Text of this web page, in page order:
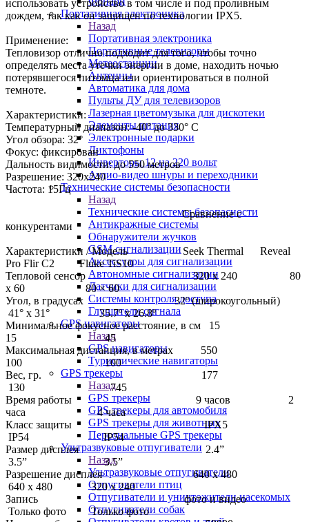
Портативная электроника
Назад
Портативная электроника
Портативные телевизоры
Метеостанции
Антенны
Автоматика для дома
Пульты ДУ для телевизоров
Лазерная цветомузыка для дискотеки
Элементы питания
Электронные подарки
Диктофоны
Инверторы 12 на 220 вольт
Аудио-видео шнуры и переходники
Технические системы безопасности
Назад
Технические системы безопасности
Антикражные системы
Обнаружители жучков
GSM сигнализации
Аксессуары для сигнализации
Автономные сигнализации
Датчики для сигнализации
Системы контроля доступа
Глушители сигнала
GPS навигаторы
Назад
GPS навигаторы
Туристические навигаторы
GPS трекеры
Назад
GPS трекеры
GPS трекеры для автомобиля
GPS трекеры для животных
Персональные GPS трекеры
Ультразвуковые отпугиватели
Назад
Ультразвуковые отпугиватели
Отпугиватели птиц
Отпугиватели и уничтожители насекомых
Отпугиватели собак
использовать устройство в том числе и под проливным
дождем, так как он защищен по технологии IPX5.
Применение:
Тепловизор отлично подходит для того, чтобы точно
определять места утечки энергии в доме, находить ночью
потерявшегося питомца или ориентироваться в полной
темноте.
Характеристики:
Температурный диапазон: -40° до 330° C
Угол обзора: 32°
Фокус: фиксирован
Дальность видимости: до 550 метров
Разрешение: 320х240
Частота: 15Гц
Сравнение с
конкурентами
Характеристики / Модель Seek Thermal Reveal
Pro Flir С2 Fluke TiS10
Тепловой сенсор 320 х 240 80
x 60 80 × 60
Угол, в градусах 32º (широкоугольный)
41° x 31° 35.7º x 26.8º
Минимальное фокусное расстояние, в см 15
15 45
Максимальная дистанция, в метрах 550
100 100
Вес, гр. 177
130 745
Время работы 9 часов 2
часа 4 часа
Класс защиты IPX5
IP54 IP54
Размер дисплея 2.4”
3.5” 3.5”
Разрешение дисплея 640 x 480
640 x 480 320 x 240
Запись фото и видео
Только фото Только фото